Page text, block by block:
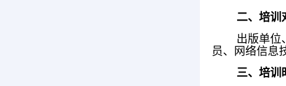
二、培训
出版单位
员、网络信息
三、培训